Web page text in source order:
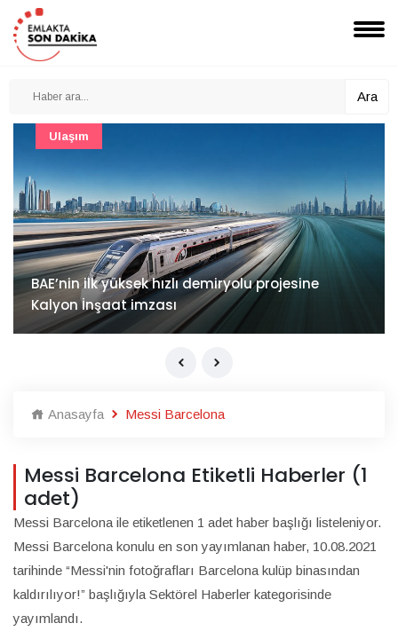
Ara
Mimarlık ve mühendislik projeleri e-PYS ile dijital
ortama taşınacak
Güncel
Anasayfa Messi Barcelona
Messi Barcelona Etiketli Haberler (1
adet)
Messi Barcelona ile etiketlenen 1 adet haber başlığı listeleniyor.
Messi Barcelona konulu en son yayımlanan haber, 10.08.2021
tarihinde “Messi'nin fotoğrafları Barcelona kulüp binasından
kaldırılıyor!” başlığıyla Sektörel Haberler kategorisinde
yayımlandı.